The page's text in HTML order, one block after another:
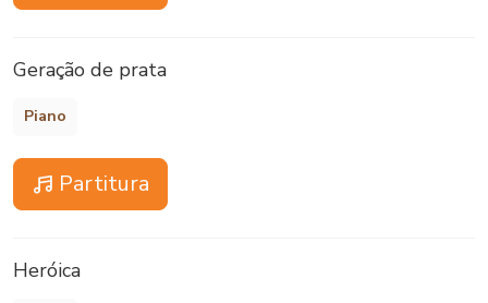
Geração de prata
Piano
Partitura
Heróica